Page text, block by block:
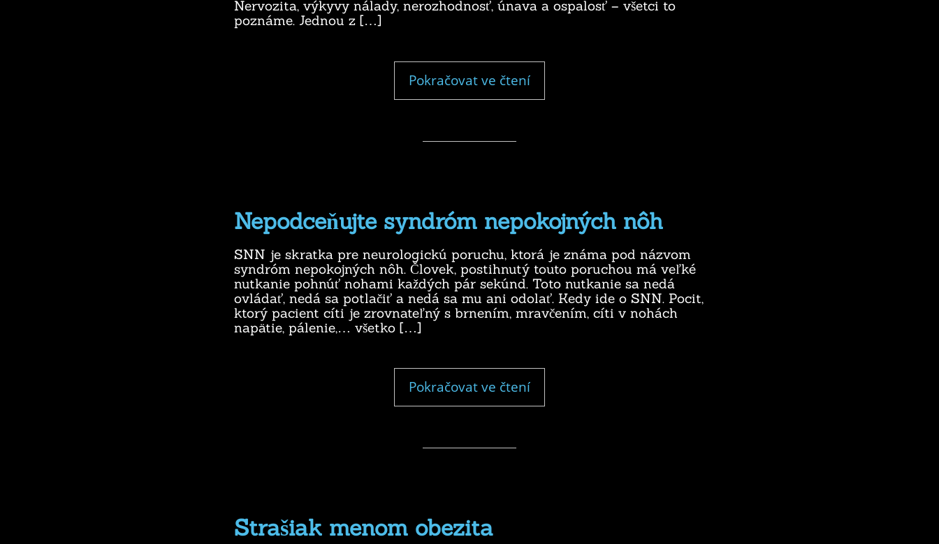
Nervozita, výkyvy nálady, nerozhodnosť, únava a ospalosť – všetci to
poznáme. Jednou z […]
Pokračovat ve čtení"Keď
Nepodceňujte syndróm nepokojných nôh
SNN je skratka pre neurologickú poruchu, ktorá je známa pod názvom
syndróm nepokojných nôh. Človek, postihnutý touto poruchou má veľké
nutkanie pohnúť nohami každých pár sekúnd. Toto nutkanie sa nedá
ovládať, nedá sa potlačiť a nedá sa mu ani odolať. Kedy ide o SNN. Pocit,
ktorý pacient cíti je zrovnateľný s brnením, mravčením, cíti v nohách
napätie, pálenie,… všetko […]
Pokračovat ve čtení"Nepodceňujte
Strašiak menom obezita